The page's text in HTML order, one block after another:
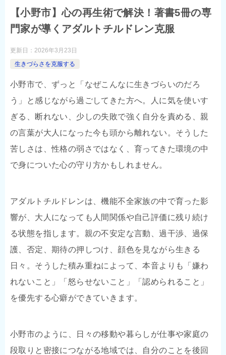
【小野市】心の再生術で解決！著書5冊の専
門家が導くアダルトチルドレン克服
更新日： 2026年3月23日
生きづらさを克服する
小野市で、ずっと「なぜこんなに生きづらいのだろ
う」と感じながら過ごしてきた方へ。人に気を使いす
ぎる、断れない、少しの失敗で強く自分を責める、親
の言葉が大人になった今も頭から離れない。そうした
苦しさは、性格の弱さではなく、育ってきた環境の中
で身についた心の守り方かもしれません。
アダルトチルドレンは、機能不全家族の中で育った影
響が、大人になっても人間関係や自己評価に残り続け
る状態を指します。親の不安定な言動、過干渉、過保
護、否定、期待の押しつけ、顔色を見ながら生きる
日々。そうした積み重ねによって、本音よりも「嫌わ
れないこと」「怒らせないこと」「認められること」
を優先する心癖ができていきます。
小野市のように、日々の移動や暮らしが仕事や家庭の
段取りと密接につながる地域では、自分のことを後回